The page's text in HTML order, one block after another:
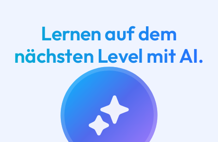
Lernen auf dem
nächsten Level mit AI.